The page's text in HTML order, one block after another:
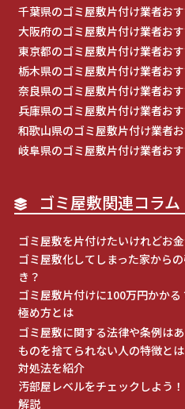
千葉県のゴミ屋敷片付け業者お
大阪府のゴミ屋敷片付け業者お
東京都のゴミ屋敷片付け業者お
栃木県のゴミ屋敷片付け業者お
奈良県のゴミ屋敷片付け業者お
兵庫県のゴミ屋敷片付け業者お
和歌山県のゴミ屋敷片付け業者
岐阜県のゴミ屋敷片付け業者お
ゴミ屋敷関連コラム
ゴミ屋敷を片付けたいけれどお
ゴミ屋敷化してしまった家から
き？
ゴミ屋敷片付けに100万円かか
極め方とは
ゴミ屋敷に関する法律や条例は
ものを捨てられない人の特徴と
対処法を紹介
汚部屋レベルをチェックしよう
解説